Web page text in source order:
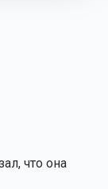
что она